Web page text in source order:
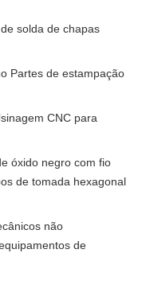
solda de chapas
Partes de estampação
CNC para
óxido negro com fio
de tomada hexagonal
não
de